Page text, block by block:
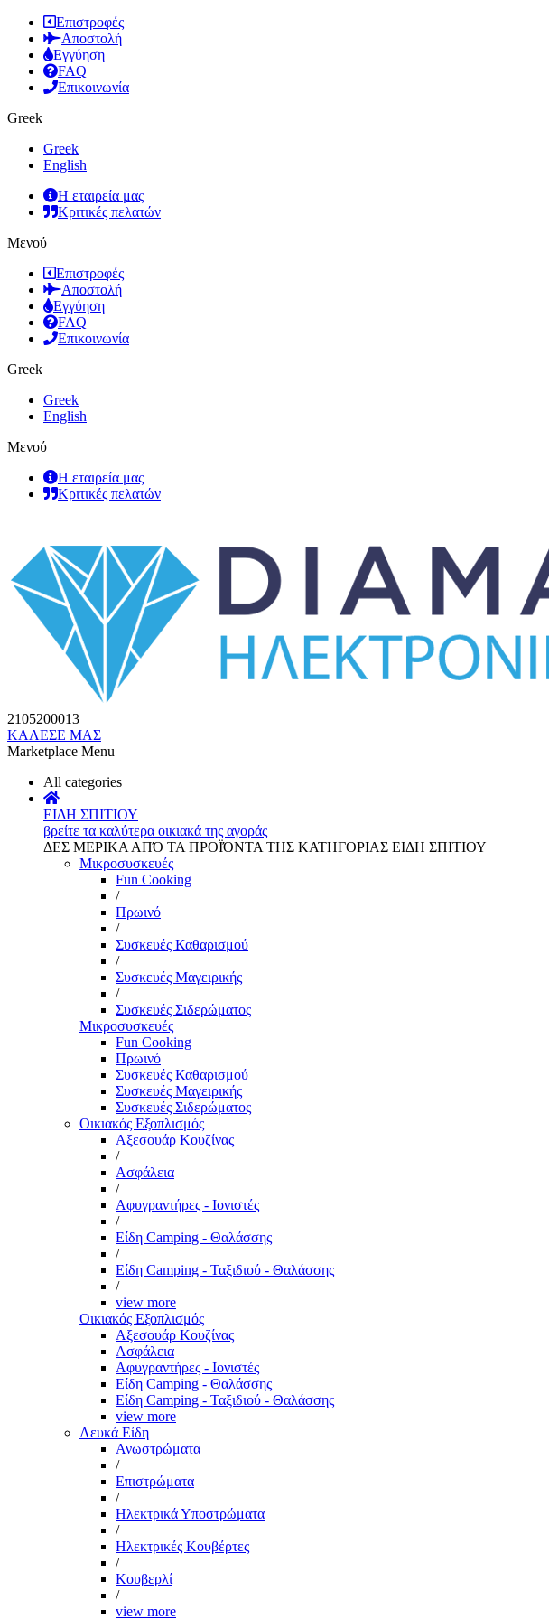
Επιστροφές
Αποστολή
Εγγύηση
FAQ
Επικοινωνία
Greek
Greek
English
Η εταιρεία μας
Κριτικές πελατών
Μενού
Επιστροφές
Αποστολή
Εγγύηση
FAQ
Επικοινωνία
Greek
Greek
English
Μενού
Η εταιρεία μας
Κριτικές πελατών
2105200013
ΚΑΛΕΣΕ ΜΑΣ
Marketplace Menu
All categories
ΕΙΔΗ ΣΠΙΤΙΟΥ
βρείτε τα καλύτερα οικιακά της αγοράς
ΔΕΣ ΜΕΡΙΚΑ ΑΠΌ ΤΑ ΠΡΟΪΌΝΤΑ ΤΗΣ ΚΑΤΗΓΟΡΙΑΣ ΕΙΔΗ ΣΠΙΤΙΟΥ
Μικροσυσκευές
Fun Cooking
/
Πρωινό
/
Συσκευές Καθαρισμού
/
Συσκευές Μαγειρικής
/
Συσκευές Σιδερώματος
Μικροσυσκευές
Fun Cooking
Πρωινό
Συσκευές Καθαρισμού
Συσκευές Μαγειρικής
Συσκευές Σιδερώματος
Οικιακός Εξοπλισμός
Αξεσουάρ Κουζίνας
/
Ασφάλεια
/
Αφυγραντήρες - Ιονιστές
/
Είδη Camping - Θαλάσσης
/
Είδη Camping - Ταξιδιού - Θαλάσσης
/
view more
Οικιακός Εξοπλισμός
Αξεσουάρ Κουζίνας
Ασφάλεια
Αφυγραντήρες - Ιονιστές
Είδη Camping - Θαλάσσης
Είδη Camping - Ταξιδιού - Θαλάσσης
view more
Λευκά Είδη
Ανωστρώματα
/
Επιστρώματα
/
Ηλεκτρικά Υποστρώματα
/
Ηλεκτρικές Κουβέρτες
/
Κουβερλί
/
view more